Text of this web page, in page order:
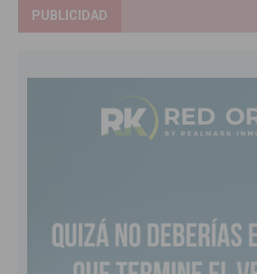
PUBLICIDAD